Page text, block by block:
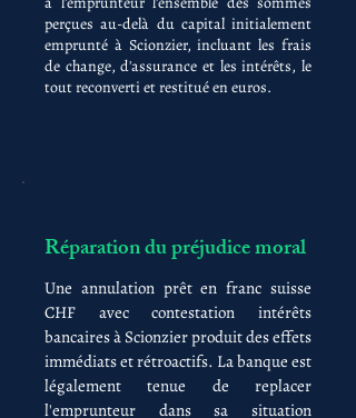
perçues au-delà du capital initialement
emprunté à Scionzier, incluant les frais
de change, d'assurance et les intérêts, le
tout reconverti et restitué en euros.
Réparation du préjudice moral
Une annulation prêt en franc suisse
CHF avec contestation intérêts
bancaires à Scionzier produit des effets
immédiats et rétroactifs. La banque est
légalement tenue de replacer
l'emprunteur dans sa situation